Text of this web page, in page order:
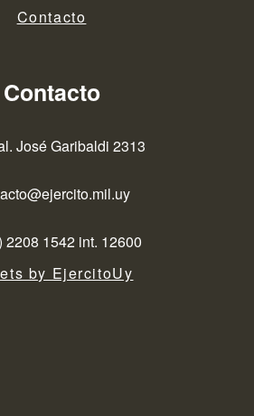
Contacto
Contacto
José Garibaldi 2313
2208 1542 int. 12600
by EjercitoUy